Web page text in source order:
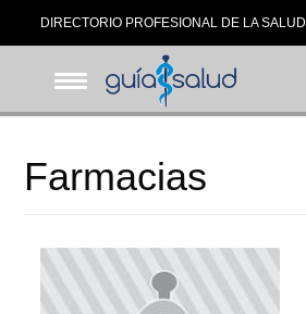
DIRECTORIO PROFESIONAL DE LA SALUD
Farmacias